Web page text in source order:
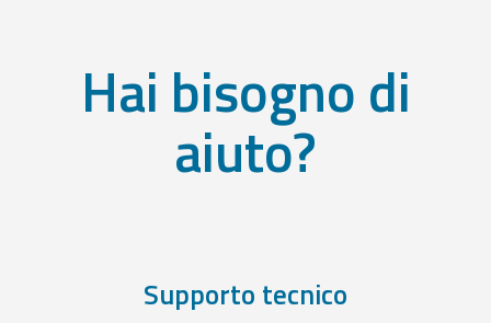
Hai bisogno di
aiuto?
Supporto tecnico